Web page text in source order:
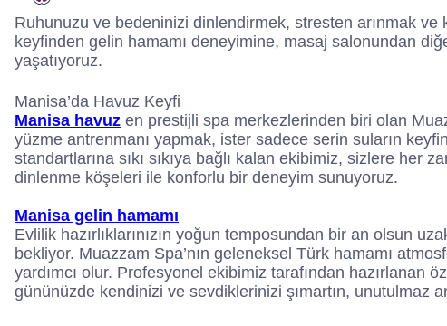
Ruhunuzu ve bedeninizi dinlendirmek, stresten arınmak
keyfinden gelin hamamı deneyimine, masaj salonundan
yaşatıyoruz.
Manisa’da Havuz Keyfi
Manisa havuz en prestijli spa merkezlerinden biri olan
yüzme antrenmanı yapmak, ister sadece serin suların
standartlarına sıkı sıkıya bağlı kalan ekibimiz, sizlere her
dinlenme köşeleri ile konforlu bir deneyim sunuyoruz.
Manisa gelin hamamı
Evlilik hazırlıklarınızın yoğun temposundan bir an olsun
bekliyor. Muazzam Spa’nın geleneksel Türk hamamı
yardımcı olur. Profesyonel ekibimiz tarafından hazırlanan
gününüzde kendinizi ve sevdiklerinizi şımartın, unutulmaz